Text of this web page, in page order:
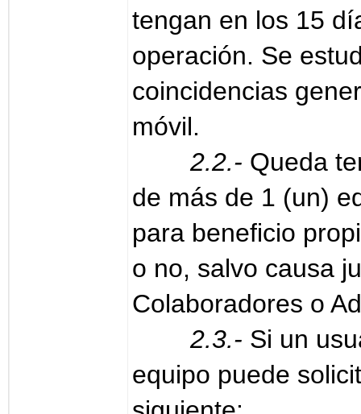
tengan en los 15
operación. Se
coincidencias
móvil.
2.2.- Queda
de más de 1 (un)
para beneficio
o no, salvo causa
Colaboradores o
2.3.- Si un
equipo puede